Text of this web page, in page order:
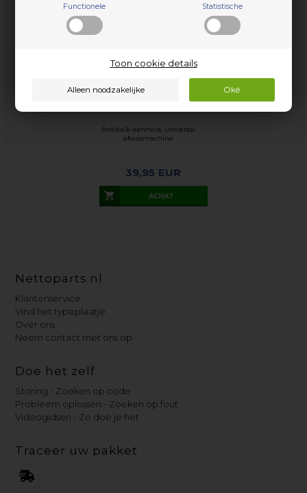
Functionele Statistische
Toon cookie details
Antikalk-eenheid, universal
afwasmachine
39,95 EUR
Nettoparts.nl
Klantenservice
Vind het typeplaatje
Over ons
Neem contact met ons op
Doe het zelf
Storing - Zoeken op code
Probleem oplossen - Zoeken op fout
Videogidsen - Zo doe je het
Traceer uw pakket